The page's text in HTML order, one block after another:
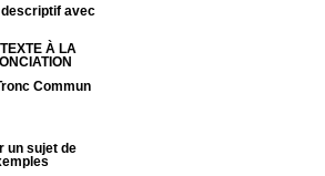
descriptif avec
À LA
Commun
un sujet de